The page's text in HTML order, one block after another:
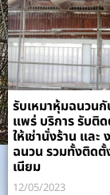
รับเหมาหุ้มฉนวน
แพร่ บริการ รับติ
ให้เช่านั่งร้าน และ
ฉนวน รวมทั้งติด
เนียม
12/05/2023